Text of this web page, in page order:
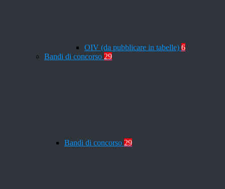
OIV (da pubblicare in tabelle) 6
Bandi di concorso 29
Bandi di concorso 29